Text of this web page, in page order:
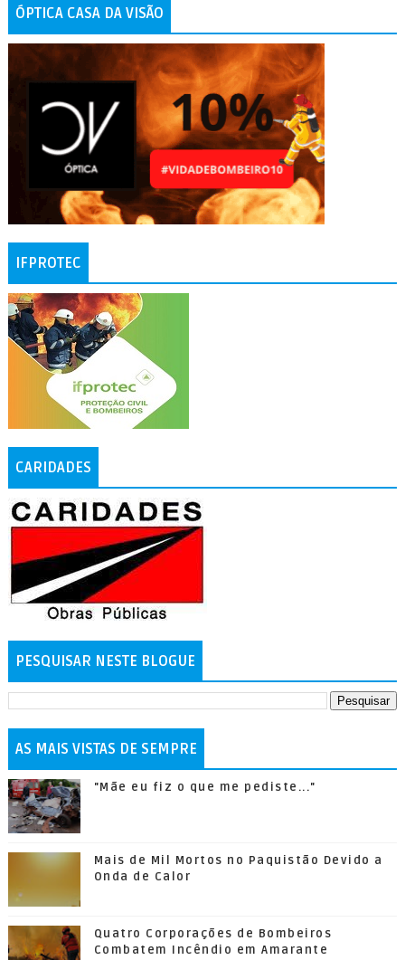
ÓPTICA CASA DA VISÃO
IFPROTEC
CARIDADES
PESQUISAR NESTE BLOGUE
AS MAIS VISTAS DE SEMPRE
"Mãe eu fiz o que me pediste..."
Mais de Mil Mortos no Paquistão Devido a
Onda de Calor
Quatro Corporações de Bombeiros
Combatem Incêndio em Amarante